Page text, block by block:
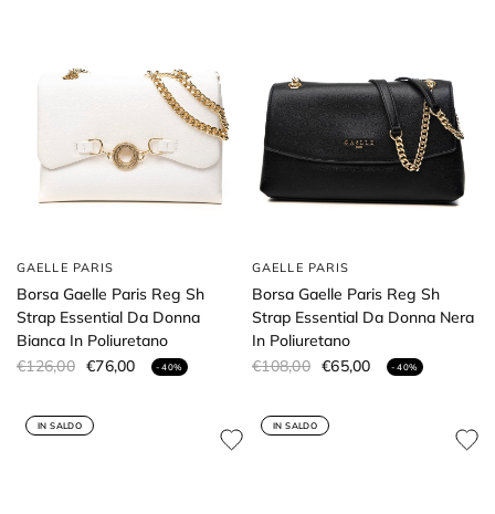
GAELLE PARIS
Borsa Gaelle Paris Reg Sh
Strap Essential Da Donna
Bianca In Poliuretano
€126,00 €76,00 - 40%
GAELLE PARIS
Borsa Gaelle Paris Reg Sh
Strap Essential Da Donna Nera
In Poliuretano
€108,00 €65,00 - 40%
IN SALDO IN SALDO